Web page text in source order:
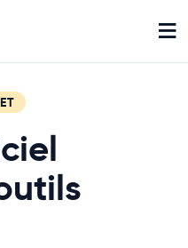
≡